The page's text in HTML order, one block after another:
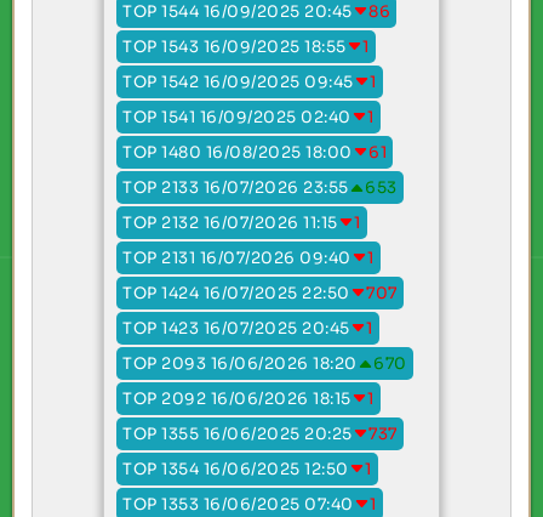
TOP 1544 16/09/2025 20:45
86
TOP 1543 16/09/2025 18:55
1
TOP 1542 16/09/2025 09:45
1
TOP 1541 16/09/2025 02:40
1
TOP 1480 16/08/2025 18:00
61
TOP 2133 16/07/2026 23:55
653
TOP 2132 16/07/2026 11:15
1
TOP 2131 16/07/2026 09:40
1
TOP 1424 16/07/2025 22:50
707
TOP 1423 16/07/2025 20:45
1
TOP 2093 16/06/2026 18:20
670
TOP 2092 16/06/2026 18:15
1
TOP 1355 16/06/2025 20:25
737
TOP 1354 16/06/2025 12:50
1
TOP 1353 16/06/2025 07:40
1